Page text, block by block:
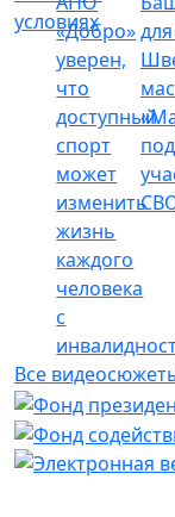
условиях
«Добро»
уверен,
что
доступный
спорт
может
изменить
жизнь
каждого
человека
с
Все